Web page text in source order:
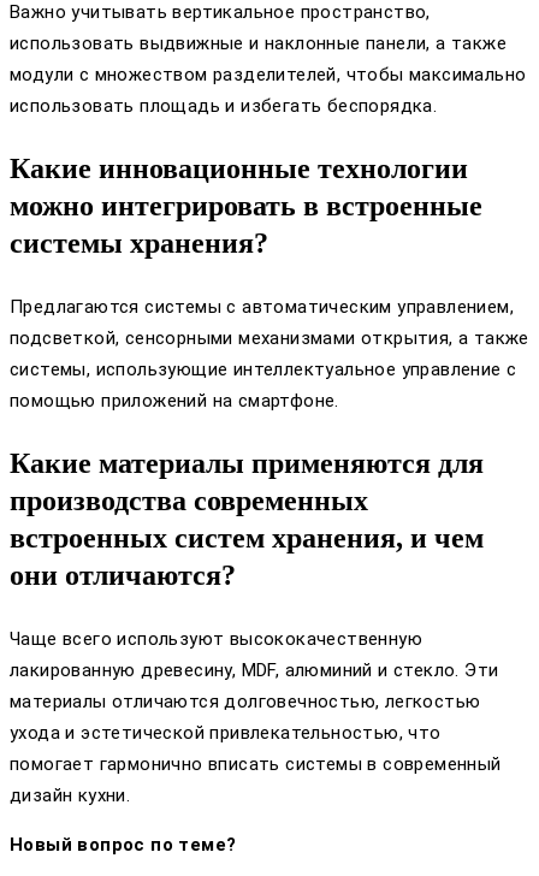
Важно учитывать вертикальное пространство,
использовать выдвижные и наклонные панели, а также
модули с множеством разделителей, чтобы максимально
использовать площадь и избегать беспорядка.
Какие инновационные технологии
можно интегрировать в встроенные
системы хранения?
Предлагаются системы с автоматическим управлением,
подсветкой, сенсорными механизмами открытия, а также
системы, использующие интеллектуальное управление с
помощью приложений на смартфоне.
Какие материалы применяются для
производства современных
встроенных систем хранения, и чем
они отличаются?
Чаще всего используют высококачественную
лакированную древесину, MDF, алюминий и стекло. Эти
материалы отличаются долговечностью, легкостью
ухода и эстетической привлекательностью, что
помогает гармонично вписать системы в современный
дизайн кухни.
Новый вопрос по теме?